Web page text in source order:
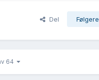
Del Følgere
64